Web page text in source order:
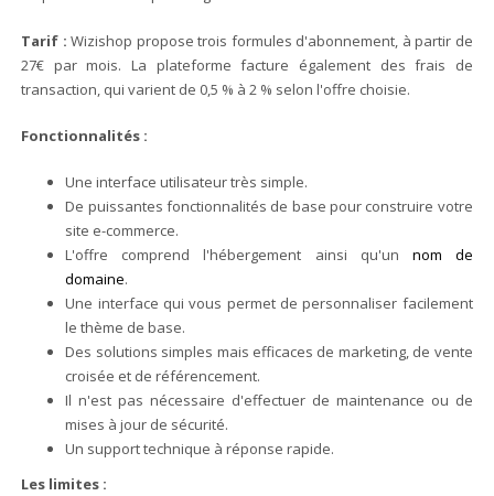
Tarif : Wizishop propose trois formules d'abonnement, à partir de
27€ par mois. La plateforme facture également des frais de
transaction, qui varient de 0,5 % à 2 % selon l'offre choisie.
Fonctionnalités :
Une interface utilisateur très simple.
De puissantes fonctionnalités de base pour construire votre
site e-commerce.
L'offre comprend l'hébergement ainsi qu'un nom de
domaine.
Une interface qui vous permet de personnaliser facilement
le thème de base.
Des solutions simples mais efficaces de marketing, de vente
croisée et de référencement.
Il n'est pas nécessaire d'effectuer de maintenance ou de
mises à jour de sécurité.
Un support technique à réponse rapide.
Les limites :